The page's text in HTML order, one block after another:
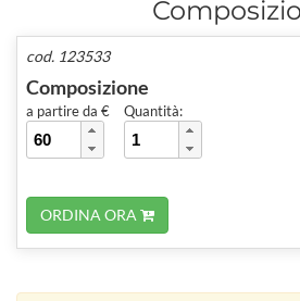
cod. 123533
Composizione
a partire da € Quantità:
ORDINA ORA